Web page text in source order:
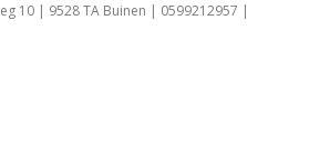
10 | 9528 TA Buinen | 0599212957 |